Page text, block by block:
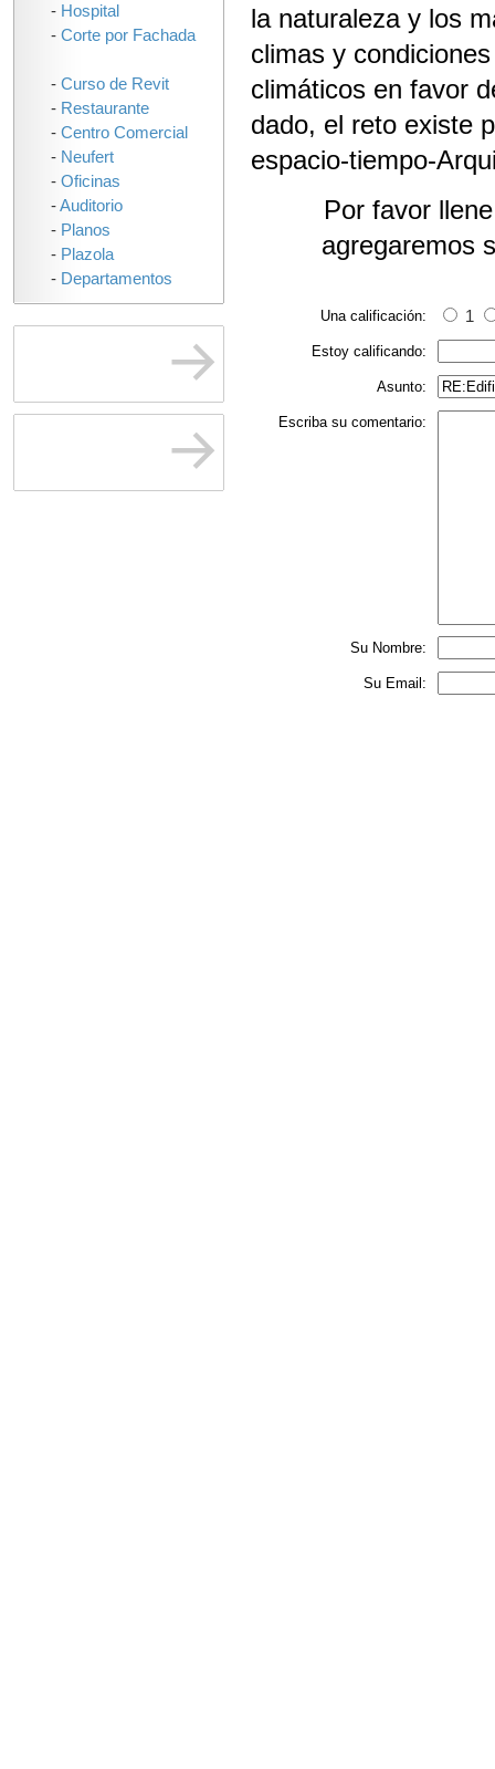
la naturaleza y los
climas y
climáticos en favor
dado, el reto existe
espacio-tiempo-
Por favor
agregaremos
Una calificación: 1
Estoy calificando:
Asunto:
Escriba su comentario:
Su Nombre:
Su Email:
- Hospital
- Corte por Fachada
- Curso de Revit
- Restaurante
- Centro Comercial
- Neufert
- Oficinas
-Auditorio
- Planos
- Plazola
- Departamentos